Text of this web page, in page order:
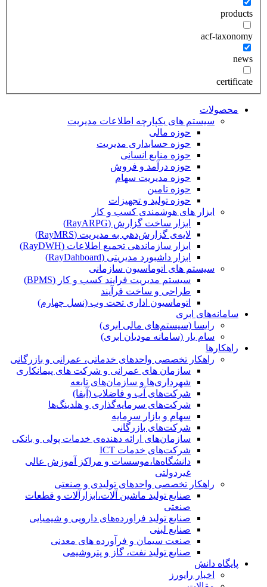
products
acf-taxonomy
news
certificate
محصولات
سیستم های یکپارچه اطلاعات مدیریت
حوزه مالی
حوزه حسابداری مدیریت
حوزه منابع انسانی
حوزه درآمد و فروش
حوزه مدیریت سهام
حوزه تامین
حوزه تولید و تجهیزات
ابزار های هوشمندی کسب و کار
ابزار ساخت گزارش (RayARPG)
لایه‌ی گزارش‌دهي به مديريت (RayMRS)
ابزار سازماندهی تجمیع اطلاعات (RayDWH)
ابزار داشبورد مدیریتی (RayDahboard)
سیستم های اتوماسیون سازمانی
سیستم مدیریت فرایند کسب و کار (BPMS)
طراحی و ساخت فرآیند
اتوماسیون اداری تحت وب (نسل چهارم)
سامانه‌های ابری
رایسا (سیستم‌های مالی ابری)
سام یار (سامانه مودیان ابری)
راهکارها
راهکار تخصصی واحدهای خدماتی، عمرانی و بازرگانی
سازمان های عمرانی و شرکت های پیمانکاری
شهرداری‌ها و سازمان‌های تابعه
شرکت‌های آب و فاضلاب (آبفا)
شرکت‌های سرمایه‌گذاری و هلدینگ‌ها
سهام و بازار سرمایه
شرکت‌های بازرگانی
سازمان‌های ارائه دهنده‌ی خدمات پولی و بانکی
شرکت‌های خدمات ICT
دانشگاه‌ها،موسسات و مراکز آموزش عالی
غیردولتی
راهکار تخصصی واحدهای تولیدی و صنعتی
صنایع توليد ماشين آلات،ابزارآلات و قطعات
صنعتی
صنایع تولید فراورده‌های دارویی و شیمیایی
صنایع لبنی
صنعت سیمان و فرآورده های معدنی
صنایع تولید نفت، گاز و پتروشيمی
پایگاه دانش
اخبار رایورز